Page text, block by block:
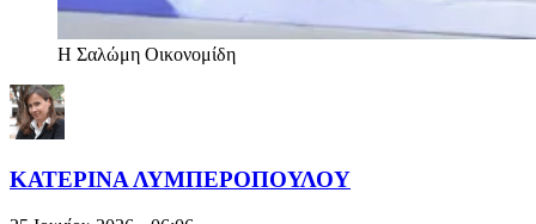
Η Σαλώμη Οικονομίδη
ΚΑΤΕΡΙΝΑ ΛΥΜΠΕΡΟΠΟΥΛΟΥ